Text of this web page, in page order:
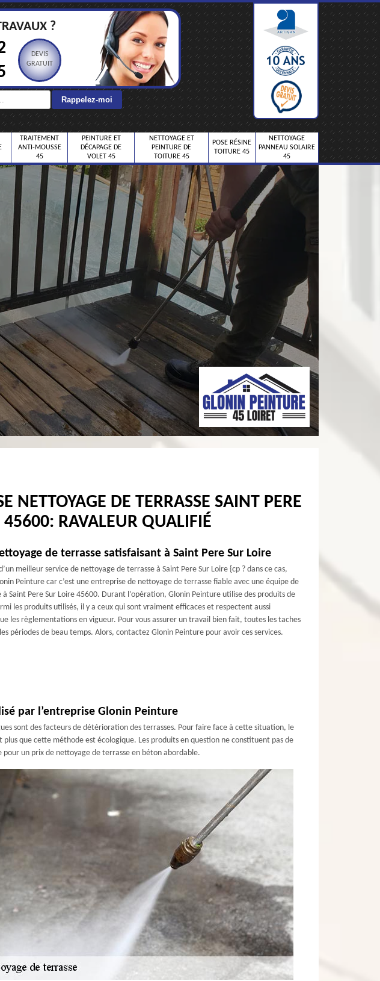
?
DEVIS
GRATUIT
TRAITEMENT
ANTI-MOUSSE
45
PEINTURE ET
DÉCAPAGE DE
VOLET 45
NETTOYAGE ET
PEINTURE DE
TOITURE 45
POSE RÉSINE
TOITURE 45
NETTOYAGE
PANNEAU SOLAIRE
45
NETTOYAGE DE TERRASSE SAINT PERE
45600: RAVALEUR QUALIFIÉ
de terrasse satisfaisant à Saint Pere Sur Loire
meilleur service de nettoyage de terrasse à Saint Pere Sur Loire {cp ? dans ce cas,
Peinture car c’est une entreprise de nettoyage de terrasse fiable avec une équipe de
Saint Pere Sur Loire 45600. Durant l’opération, Glonin Peinture utilise des produits de
les produits utilisés, il y a ceux qui sont vraiment efficaces et respectent aussi
les règlementations en vigueur. Pour vous assurer un travail bien fait, toutes les taches
périodes de beau temps. Alors, contactez Glonin Peinture pour avoir ces services.
par l’entreprise Glonin Peinture
sont des facteurs de détérioration des terrasses. Pour faire face à cette situation, le
que cette méthode est écologique. Les produits en question ne constituent pas de
un prix de nettoyage de terrasse en béton abordable.